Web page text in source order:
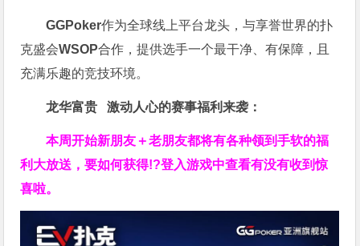
GGPoker作为全球线上平台龙头，与享誉世界的扑
克盛会WSOP合作，提供选手一个最干净、有保障，且
充满乐趣的竞技环境。
龙华富贵 激动人心的赛事福利来袭：
本周开始新朋友＋老朋友都将有各种领到手软的福
利大放送，要如何获得!?登入游戏中查看有没有收到惊
喜啦。